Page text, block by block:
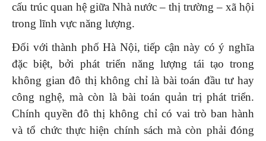
cấu trúc quan hệ giữa Nhà nước – thị trường – xã hội
trong lĩnh vực năng lượng.
Đối với thành phố Hà Nội, tiếp cận này có ý nghĩa
đặc biệt, bởi phát triển năng lượng tái tạo trong
không gian đô thị không chỉ là bài toán đầu tư hay
công nghệ, mà còn là bài toán quản trị phát triển.
Chính quyền đô thị không chỉ có vai trò ban hành
và tổ chức thực hiện chính sách mà còn phải đóng